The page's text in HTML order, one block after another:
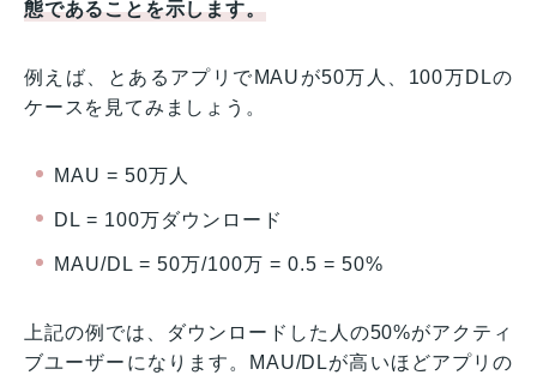
態であることを示します。
例えば、とあるアプリでMAUが50万人、100万DLの
ケースを見てみましょう。
MAU = 50万人
DL = 100万ダウンロード
MAU/DL = 50万/100万 = 0.5 = 50%
上記の例では、ダウンロードした人の50%がアクティ
ブユーザーになります。MAU/DLが高いほどアプリの